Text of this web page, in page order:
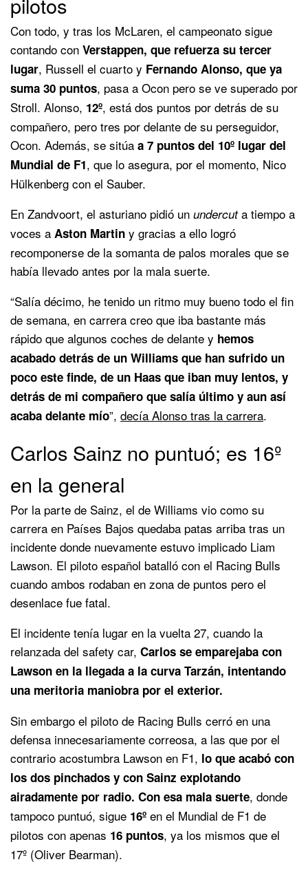
Con todo, y tras los McLaren, el campeonato sigue
contando con Verstappen, que refuerza su tercer
lugar, Russell el cuarto y Fernando Alonso, que ya
suma 30 puntos, pasa a Ocon pero se ve superado por
Stroll. Alonso, 12º, está dos puntos por detrás de su
compañero, pero tres por delante de su perseguidor,
Ocon. Además, se sitúa a 7 puntos del 10º lugar del
Mundial de F1, que lo asegura, por el momento, Nico
Hülkenberg con el Sauber.
En Zandvoort, el asturiano pidió un undercuta tiempo a
voces a Aston Martin y gracias a ello logró
recomponerse de la somanta de palos morales que se
había llevado antes por la mala suerte.
“Salía décimo, he tenido un ritmo muy bueno todo el fin
de semana, en carrera creo que iba bastante más
rápido que algunos coches de delante y hemos
acabado detrás de un Williams que han sufrido un
poco este finde, de un Haas que iban muy lentos, y
detrás de mi compañero que salía último y aun así
acaba delante mío”, decía Alonso tras la carrera.
Carlos Sainz no puntuó; es 16º
en la general
Por la parte de Sainz, el de Williams vio como su
carrera en Países Bajos quedaba patas arriba tras un
incidente donde nuevamente estuvo implicado Liam
Lawson. El piloto español batalló con el Racing Bulls
cuando ambos rodaban en zona de puntos pero el
desenlace fue fatal.
El incidente tenía lugar en la vuelta 27, cuando la
relanzada del safety car, Carlos se emparejaba con
Lawson en la llegada a la curva Tarzán, intentando
una meritoria maniobra por el exterior.
Sin embargo el piloto de Racing Bulls cerró en una
defensa innecesariamente correosa, a las que por el
contrario acostumbra Lawson en F1, lo que acabó con
los dos pinchados y con Sainz explotando
airadamente por radio. Con esa mala suerte, donde
tampoco puntuó, sigue 16º en el Mundial de F1 de
pilotos con apenas 16 puntos, ya los mismos que el
17º (Oliver Bearman).